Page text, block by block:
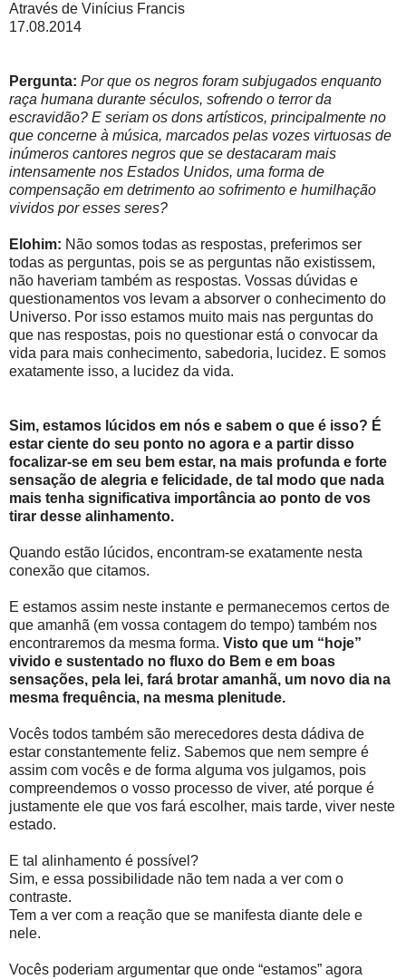
Através de Vinícius Francis
17.08.2014
Pergunta: Por que os negros foram subjugados enquanto
raça humana durante séculos, sofrendo o terror da
escravidão? E seriam os dons artísticos, principalmente no
que concerne à música, marcados pelas vozes virtuosas de
inúmeros cantores negros que se destacaram mais
intensamente nos Estados Unidos, uma forma de
compensação em detrimento ao sofrimento e humilhação
vividos por esses seres?
Elohim: Não somos todas as respostas, preferimos ser
todas as perguntas, pois se as perguntas não existissem,
não haveriam também as respostas. Vossas dúvidas e
questionamentos vos levam a absorver o conhecimento do
Universo. Por isso estamos muito mais nas perguntas do
que nas respostas, pois no questionar está o convocar da
vida para mais conhecimento, sabedoria, lucidez. E somos
exatamente isso, a lucidez da vida.
Sim, estamos lúcidos em nós e sabem o que é isso? É
estar ciente do seu ponto no agora e a partir disso
focalizar-se em seu bem estar, na mais profunda e forte
sensação de alegria e felicidade, de tal modo que nada
mais tenha significativa importância ao ponto de vos
tirar desse alinhamento.
Quando estão lúcidos, encontram-se exatamente nesta
conexão que citamos.
E estamos assim neste instante e permanecemos certos de
que amanhã (em vossa contagem do tempo) também nos
encontraremos da mesma forma. Visto que um “hoje”
vivido e sustentado no fluxo do Bem e em boas
sensações, pela lei, fará brotar amanhã, um novo dia na
mesma frequência, na mesma plenitude.
Vocês todos também são merecedores desta dádiva de
estar constantemente feliz. Sabemos que nem sempre é
assim com vocês e de forma alguma vos julgamos, pois
compreendemos o vosso processo de viver, até porque é
justamente ele que vos fará escolher, mais tarde, viver neste
estado.
E tal alinhamento é possível?
Sim, e essa possibilidade não tem nada a ver com o
contraste.
Tem a ver com a reação que se manifesta diante dele e
nele.
Vocês poderiam argumentar que onde “estamos” agora